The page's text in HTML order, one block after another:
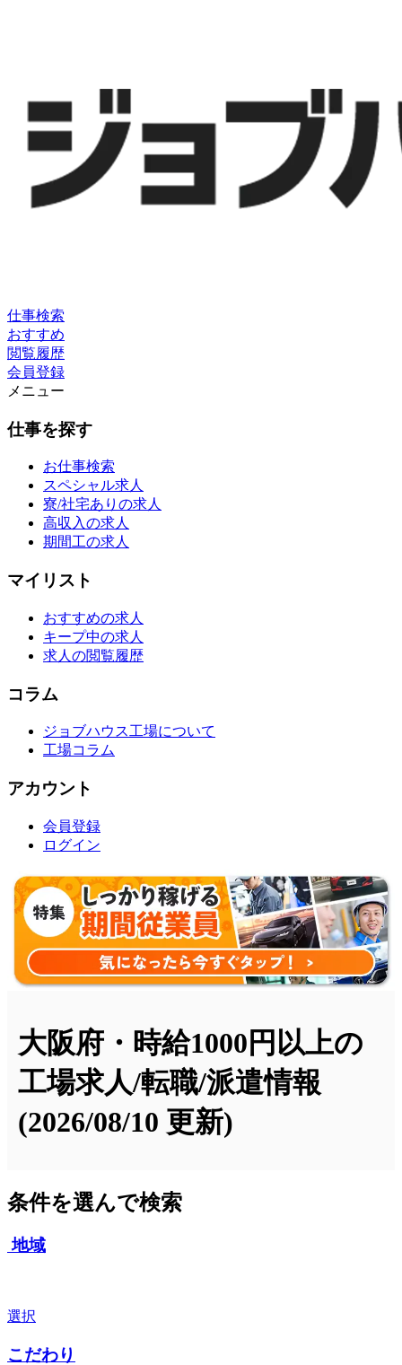
仕事検索
おすすめ
閲覧履歴
会員登録
メニュー
仕事を探す
お仕事検索
スペシャル求人
寮/社宅ありの求人
高収入の求人
期間工の求人
マイリスト
おすすめの求人
キープ中の求人
求人の閲覧履歴
コラム
ジョブハウス工場について
工場コラム
アカウント
会員登録
ログイン
大阪府・時給1000円以上の
工場求人/転職/派遣情報
(2026/08/10 更新)
条件を選んで検索
地域
選択
こだわり